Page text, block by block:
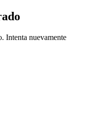
Intenta nuevamente